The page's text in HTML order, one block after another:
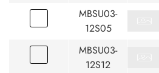
MBSU03-
12S05
MBSU03-
12S12